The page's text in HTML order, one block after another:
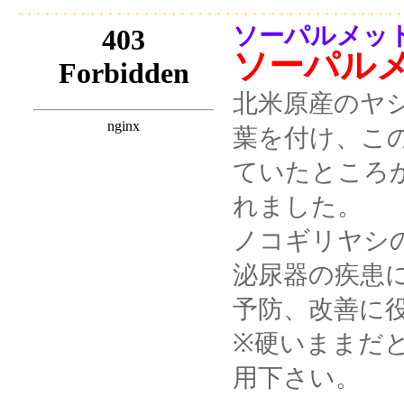
ソーパルメッ
ソーパル
北米原産のヤ
葉を付け、こ
ていたところ
れました。
ノコギリヤシ
泌尿器の疾患
予防、改善に
※硬いままだ
用下さい。